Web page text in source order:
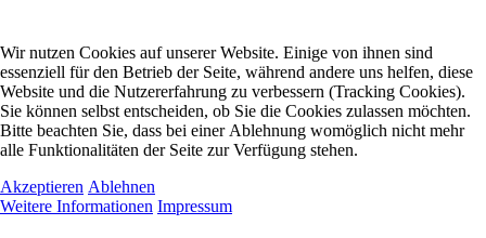
Wir nutzen Cookies auf unserer Website. Einige von ihnen sind
essenziell für den Betrieb der Seite, während andere uns helfen, diese
Website und die Nutzererfahrung zu verbessern (Tracking Cookies).
Sie können selbst entscheiden, ob Sie die Cookies zulassen möchten.
Bitte beachten Sie, dass bei einer Ablehnung womöglich nicht mehr
alle Funktionalitäten der Seite zur Verfügung stehen.
Akzeptieren Ablehnen
Weitere Informationen Impressum